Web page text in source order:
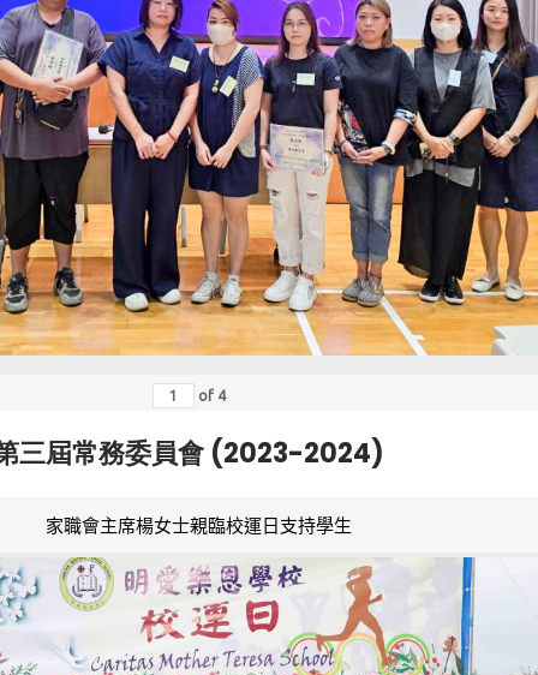
of 4
三屆常務委員會 (2023-2024)
家職會主席楊女士親臨校運日支持學生